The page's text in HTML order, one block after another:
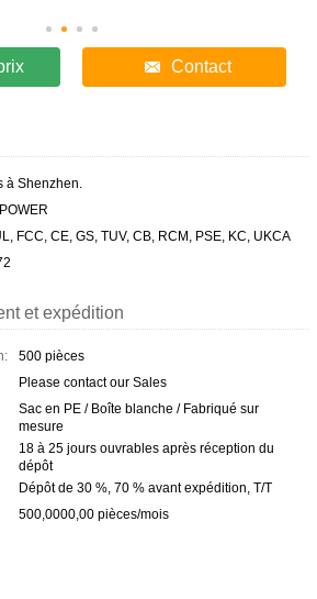
Contact
à Shenzhen.
FCC, CE, GS, TUV, CB, RCM, PSE, KC, UKCA
et expédition
500 pièces
Please contact our Sales
Sac en PE / Boîte blanche / Fabriqué sur
mesure
18 à 25 jours ouvrables après réception du
dépôt
Dépôt de 30 %, 70 % avant expédition, T/T
500,0000,00 pièces/mois